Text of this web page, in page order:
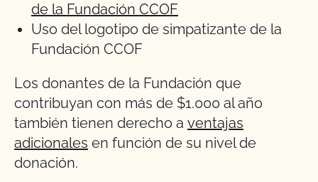
de la Fundación CCOF
Uso del logotipo de simpatizante de la
Fundación CCOF
Los donantes de la Fundación que
contribuyan con más de $1.000 al año
también tienen derecho a ventajas
adicionales en función de su nivel de
donación.